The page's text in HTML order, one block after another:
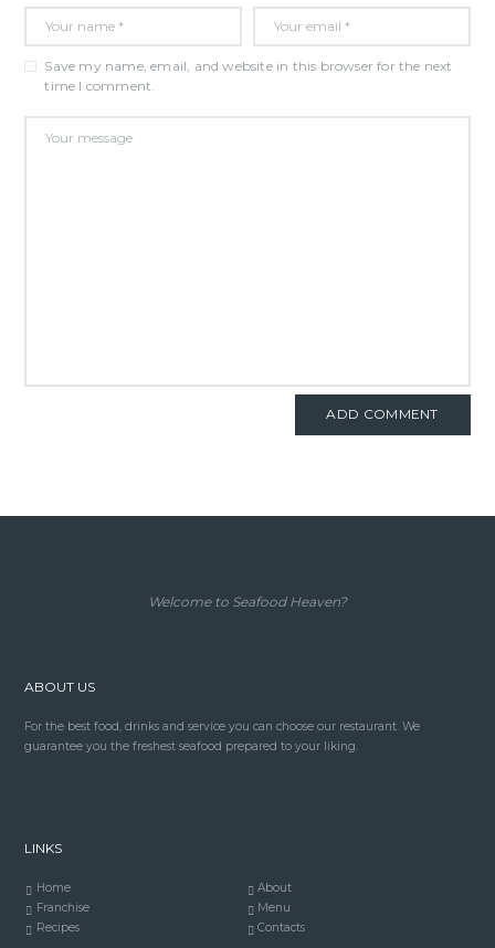
Save my name, email, and website in this browser for the next
time I comment.
Welcome to Seafood Heaven?
ABOUT US
For the best food, drinks and service you can choose our restaurant. We
guarantee you the freshest seafood prepared to your liking.
LINKS
Home
About
Franchise
Menu
Recipes
Contacts